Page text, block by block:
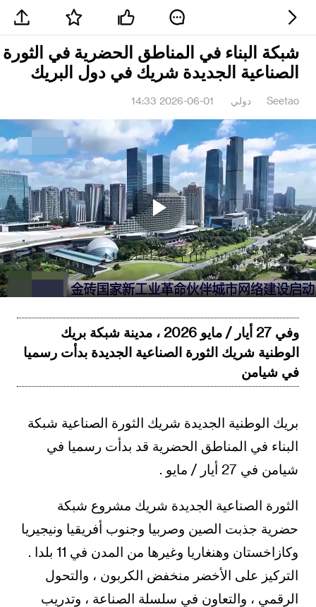
شبكة البناء في المناطق الحضرية في الثورة
الصناعية الجديدة شريك في دول البريك
Seetao دولي 2026-06-01 14:33
Play
Video
وفي 27 أيار / مايو 2026 ، مدينة شبكة بريك
الوطنية شريك الثورة الصناعية الجديدة بدأت رسميا
في شيامن
بريك الوطنية الجديدة شريك الثورة الصناعية شبكة
البناء في المناطق الحضرية قد بدأت رسميا في
شيامن في 27 أيار / مايو .
الثورة الصناعية الجديدة شريك مشروع شبكة
حضرية جذبت الصين وصربيا وجنوب أفريقيا ونيجيريا
وكازاخستان وهنغاريا وغيرها من المدن في 11 بلدا .
التركيز على الأخضر منخفض الكربون ، والتحول
الرقمي ، والتعاون في سلسلة الصناعة ، وتدريب